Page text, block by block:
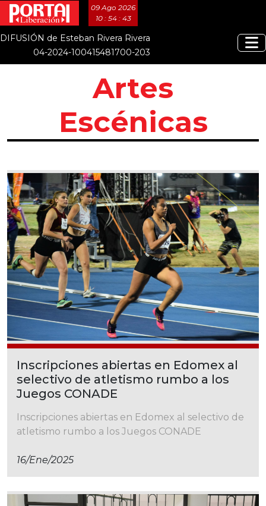
09 Ago 2026
10 : 54 : 45
DIFUSIÓN de Esteban Rivera Rivera
04-2024-100415481700-203
Artes
Escénicas
Inscripciones abiertas en Edomex al
selectivo de atletismo rumbo a los
Juegos CONADE
Inscripciones abiertas en Edomex al selectivo de
atletismo rumbo a los Juegos CONADE
16/ene/2025